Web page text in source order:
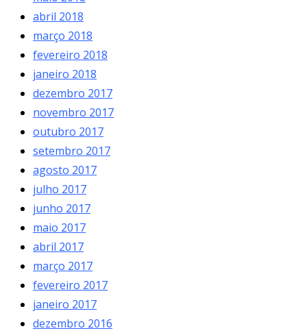
abril 2018
março 2018
fevereiro 2018
janeiro 2018
dezembro 2017
novembro 2017
outubro 2017
setembro 2017
agosto 2017
julho 2017
junho 2017
maio 2017
abril 2017
março 2017
fevereiro 2017
janeiro 2017
dezembro 2016